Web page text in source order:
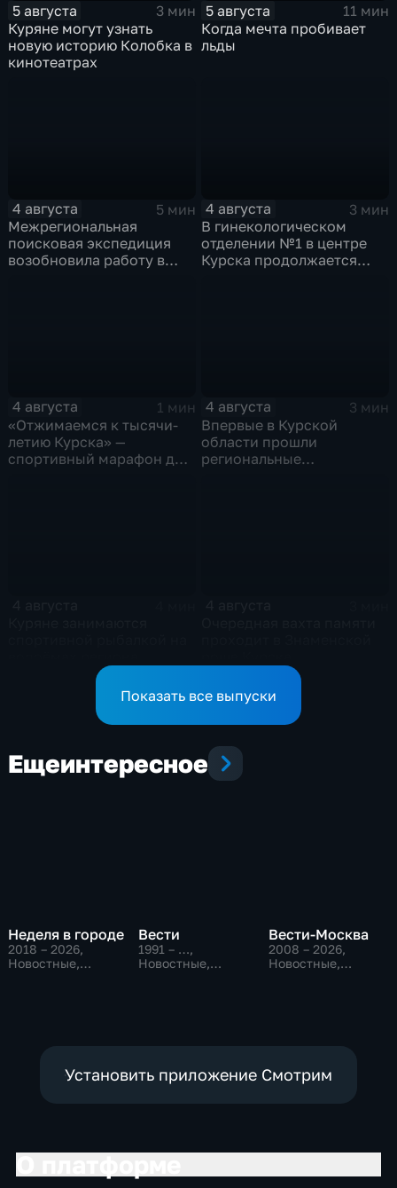
5 августа
3 мин
Куряне могут узнать
новую историю Колобка в
кинотеатрах
5 августа
11 мин
Когда мечта пробивает
льды
4 августа
5 мин
Межрегиональная
поисковая экспедиция
возобновила работу в
4 августа
3 мин
В гинекологическом
отделении №1 в центре
Курска продолжается
4 августа
1 мин
«Отжимаемся к тысячи-
летию Курска» —
спортивный марафон для
4 августа
3 мин
Впервые в Курской
области прошли
региональные
Показать все выпуски
Ещеинтересное
Неделя в городе
2018 – 2026,
Новостные,
Вести
1991 – …,
Новостные,
Вести-Москва
2008 – 2026,
Новостные,
Установить приложение Смотрим